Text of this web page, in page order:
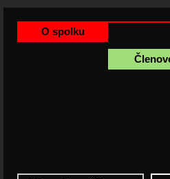
O spolku